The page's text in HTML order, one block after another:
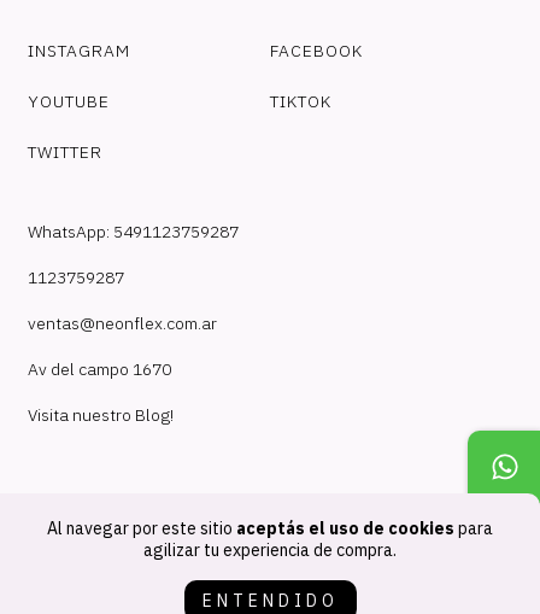
Al navegar por este sitio aceptás el uso de cookies para
agilizar tu experiencia de compra.
ENTENDIDO
INSTAGRAM FACEBOOK
YOUTUBE TIKTOK
TWITTER
WhatsApp: 5491123759287
1123759287
ventas@neonflex.com.ar
Av del campo 1670
Visita nuestro Blog!
Copyright NeonFlex - 30718210824 - 2026. Todos los derechos